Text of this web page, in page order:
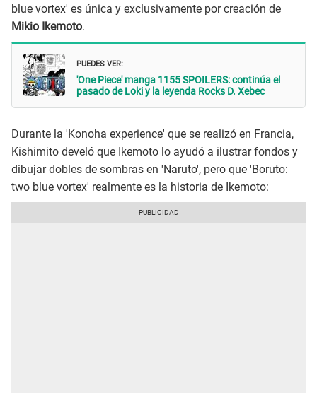
blue vortex' es única y exclusivamente por creación de
Mikio Ikemoto.
PUEDES VER:
'One Piece' manga 1155 SPOILERS: continúa el
pasado de Loki y la leyenda Rocks D. Xebec
Durante la 'Konoha experience' que se realizó en Francia,
Kishimito develó que Ikemoto lo ayudó a ilustrar fondos y
dibujar dobles de sombras en 'Naruto', pero que 'Boruto:
two blue vortex' realmente es la historia de Ikemoto: